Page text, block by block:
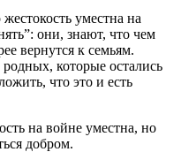
уместна на
они, знают, что чем
вернутся к семьям.
которые остались
что это и есть
на войне уместна, но
добром.